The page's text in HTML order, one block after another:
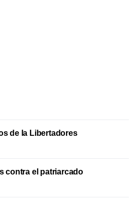
de la Libertadores
contra el patriarcado